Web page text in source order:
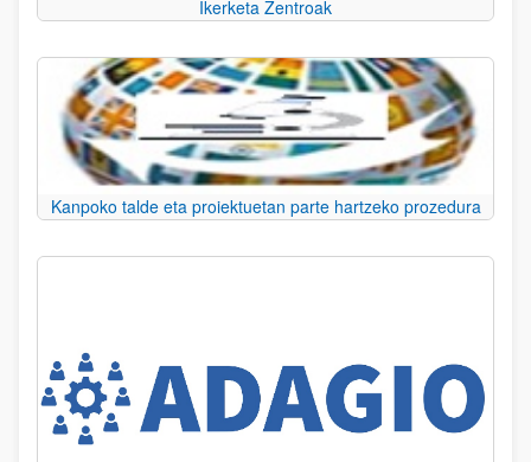
Ikerketa Zentroak
Kanpoko talde eta proiektuetan parte hartzeko prozedura